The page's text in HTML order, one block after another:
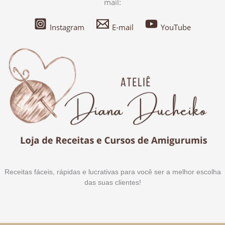
mail:
Instagram E-mail YouTube
Receitas fáceis, rápidas e lucrativas para você ser a melhor escolha
das suas clientes!